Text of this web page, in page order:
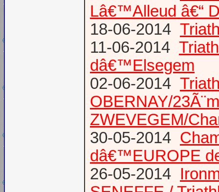
Lâ€™Alleud â€“
18-06-2014
11-06-2014
dâ€™Elsegem
02-06-2014
OBERNAY/
ZWEVEGEM/
30-05-2014
dâ€™EUROPE
26-05-2014